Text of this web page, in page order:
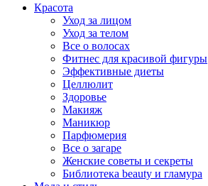
Красота
Уход за лицом
Уход за телом
Все о волосах
Фитнес для красивой фигуры
Эффективные диеты
Целлюлит
Здоровье
Макияж
Маникюр
Парфюмерия
Все о загаре
Женские советы и секреты
Библиотека beauty и гламура